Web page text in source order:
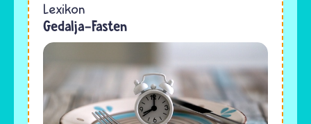
Lexikon
Gedalja-Fasten